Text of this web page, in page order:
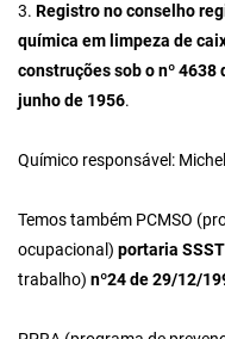
3. Registro no conselho
química em limpeza de
construções sob o nº 4638
junho de 1956.
Químico responsável:
Temos também PCMSO
ocupacional) portaria SSST
trabalho) nº24 de 29/12/